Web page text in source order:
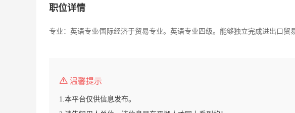
职位详情
专业：英语专业∕国际经济于贸易专业。英语专业四级。能够独立完成进出口贸
温馨提示
1.本平台仅供信息发布。